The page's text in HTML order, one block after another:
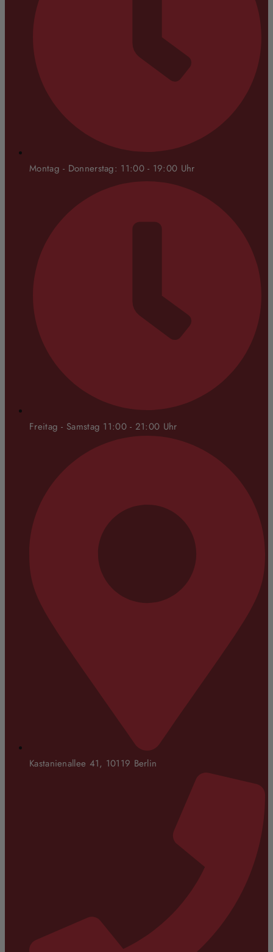
Montag - Donnerstag: 11:00 - 19:00 Uhr
Freitag - Samstag 11:00 - 21:00 Uhr
Kastanienallee 41, 10119 Berlin